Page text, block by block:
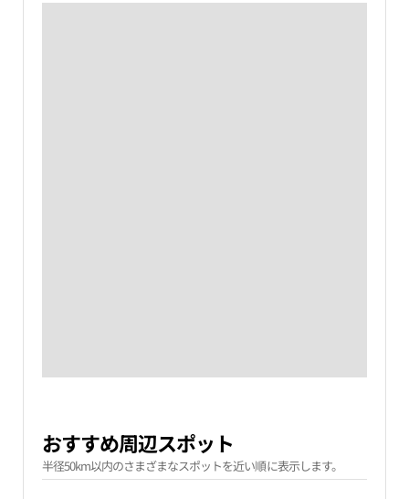
おすすめ周辺スポット
半径50km以内のさまざまなスポットを近い順に表示します。